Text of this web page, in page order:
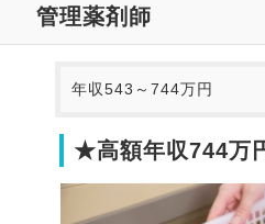
管理薬剤師
年収543～744万円
★高額年収744万